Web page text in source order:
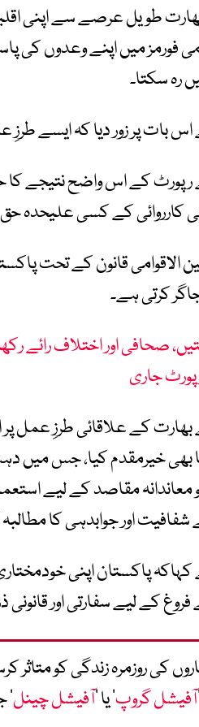
طویل عرصے سے اپنی
فورمز میں اپنے وعدوں کی
رہ سکتا۔
بات پر زور دیا کہ ایسے
کے اس واضح نتیجے کا
کارروائی کے کسی علیحدہ حق
الاقوامی قانون کے تحت
کرتی ہے۔
صحافی اور اختلاف رائے
جاری
کے علاقائی طرزِ عمل
کا بھی خیرمقدم کیا، جس میں
مقاصد کے لیے
اور جوابدہی کا مطالبہ
پاکستان اپنی
کے لیے سفارتی اور قانونی
کی روزمرہ زندگی کو
آفیشل گروپ‘ یا ’آفیشل چینل‘